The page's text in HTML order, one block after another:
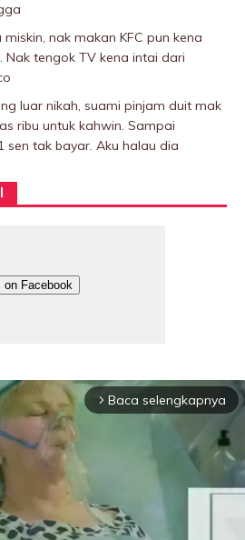
miskin, nak makan KFC pun kena
Nak tengok TV kena intai dari
luar nikah, suami pinjam duit mak
ribu untuk kahwin. Sampai
sen tak bayar. Aku halau dia
on Facebook
arrow_forward_ios Baca selengkapnya